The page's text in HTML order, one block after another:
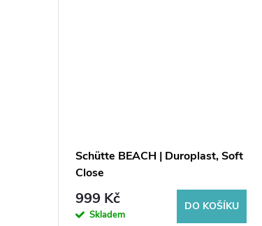
Schütte BEACH | Duroplast, Soft
Close
999 Kč
Skladem
DO KOŠÍKU